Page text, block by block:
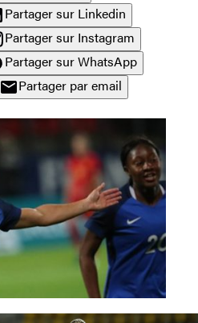
Partager sur Linkedin
Partager sur Instagram
Partager sur WhatsApp
Partager par email